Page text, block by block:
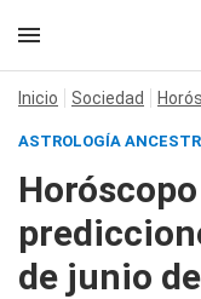
Inicio Sociedad
ASTROLOGÍA
de junio